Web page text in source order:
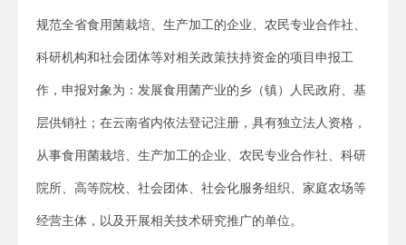
规范全省食用菌栽培、生产加工的企业、农民专业合作社、
科研机构和社会团体等对相关政策扶持资金的项目申报工
作，申报对象为：发展食用菌产业的乡（镇）人民政府、基
层供销社；在云南省内依法登记注册，具有独立法人资格，
从事食用菌栽培、生产加工的企业、农民专业合作社、科研
院所、高等院校、社会团体、社会化服务组织、家庭农场等
经营主体，以及开展相关技术研究推广的单位。